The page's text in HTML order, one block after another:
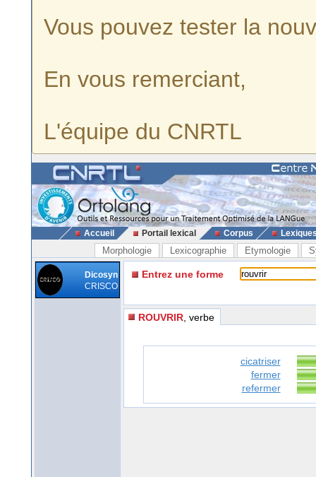
Vous pouvez tester la
En vous remerciant,
L'équipe du CNRTL
Accueil Portail lexical Corpus
Morphologie Lexicographie Etymologie
Dicosyn
CRISCO
Entrez une forme
ROUVRIR , verbe
cicatriser
fermer
refermer